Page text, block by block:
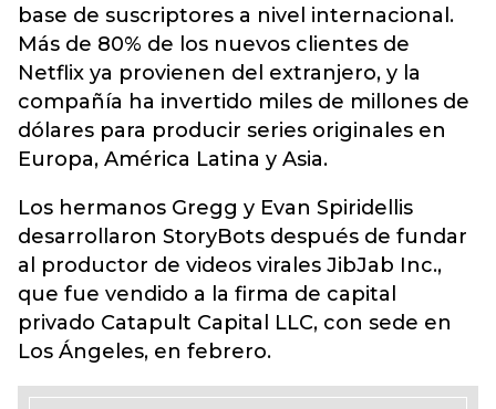
base de suscriptores a nivel internacional.
Más de 80% de los nuevos clientes de
Netflix ya provienen del extranjero, y la
compañía ha invertido miles de millones de
dólares para producir series originales en
Europa, América Latina y Asia.
Los hermanos Gregg y Evan Spiridellis
desarrollaron StoryBots después de fundar
al productor de videos virales JibJab Inc.,
que fue vendido a la firma de capital
privado Catapult Capital LLC, con sede en
Los Ángeles, en febrero.